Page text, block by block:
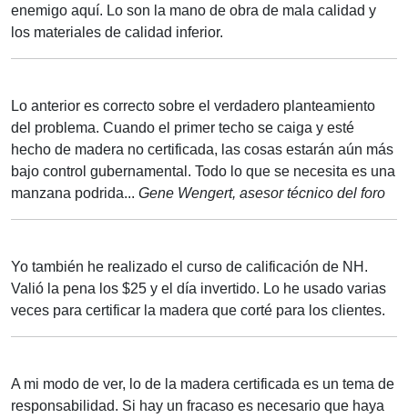
enemigo aquí. Lo son la mano de obra de mala calidad y
los materiales de calidad inferior.
Lo anterior es correcto sobre el verdadero planteamiento
del problema. Cuando el primer techo se caiga y esté
hecho de madera no certificada, las cosas estarán aún más
bajo control gubernamental. Todo lo que se necesita es una
manzana podrida... Gene Wengert, asesor técnico del foro
Yo también he realizado el curso de calificación de NH.
Valió la pena los $25 y el día invertido. Lo he usado varias
veces para certificar la madera que corté para los clientes.
A mi modo de ver, lo de la madera certificada es un tema de
responsabilidad. Si hay un fracaso es necesario que haya